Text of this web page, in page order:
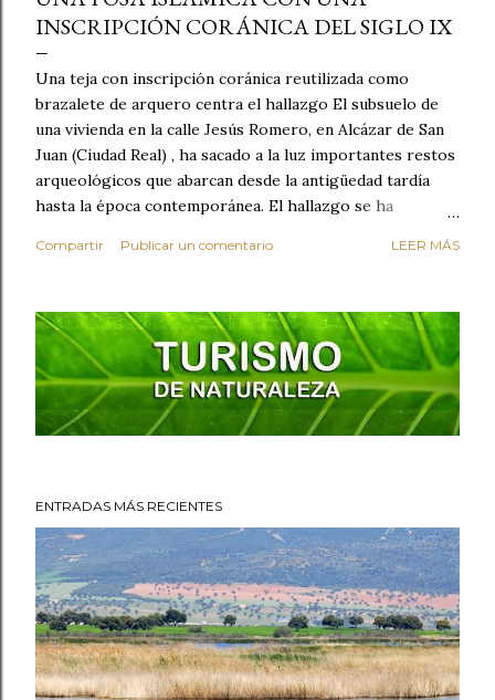
INSCRIPCIÓN CORÁNICA DEL SIGLO IX
Una teja con inscripción coránica reutilizada como
brazalete de arquero centra el hallazgo El subsuelo de
una vivienda en la calle Jesús Romero, en Alcázar de San
Juan (Ciudad Real) , ha sacado a la luz importantes restos
arqueológicos que abarcan desde la antigüedad tardía
hasta la época contemporánea. El hallazgo se ha
con motivo de la construcción de un nuevo sótano en el
fosa fechada entre los siglos IX y X , perteneciente al
periodo islámico. Su relleno contenía materiales
arqueológicos de gran valor , como restos óseos,
cerámicas decoradas (ataifores, cántaros, piezas
acanaladas, candiles), objetos de bronce, cáscaras de
huevo y cenizas. Una de las piezas más singulares
inscripción árabe: la fórmula coránica Bismillah ("En el
nombre de Al-lah, el Mise...
Compartir Publicar un comentario LEER MÁS
ENTRADAS MÁS RECIENTES